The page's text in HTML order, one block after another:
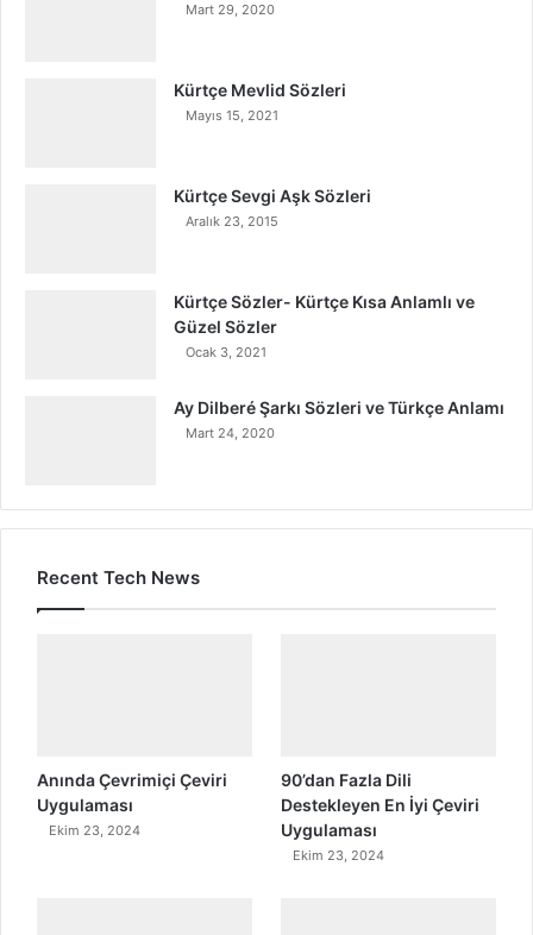
Mart 29, 2020
Kürtçe Mevlid Sözleri
Mayıs 15, 2021
Kürtçe Sevgi Aşk Sözleri
Aralık 23, 2015
Kürtçe Sözler- Kürtçe Kısa Anlamlı ve
Güzel Sözler
Ocak 3, 2021
Ay Dilberé Şarkı Sözleri ve Türkçe Anlamı
Mart 24, 2020
Recent Tech News
Anında Çevrimiçi Çeviri
Uygulaması
Ekim 23, 2024
90’dan Fazla Dili
Destekleyen En İyi Çeviri
Uygulaması
Ekim 23, 2024